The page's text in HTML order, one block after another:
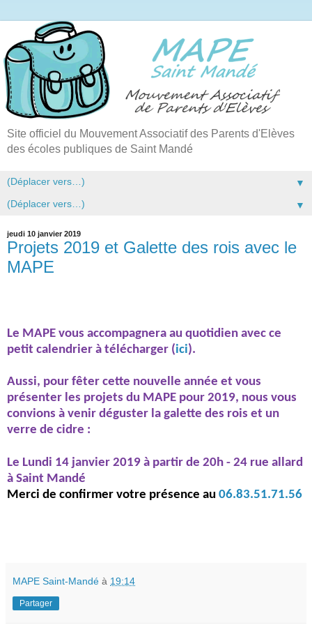
Site officiel du Mouvement Associatif des Parents d'Elèves
des écoles publiques de Saint Mandé
▼
▼
jeudi 10 janvier 2019
Projets 2019 et Galette des rois avec le
MAPE
Le MAPE vous accompagnera au quotidien avec ce
petit calendrier à télécharger (ici).
Aussi, pour fêter cette nouvelle année et vous
présenter les projets du MAPE pour 2019, nous vous
convions à venir déguster la galette des rois et un
verre de cidre :
Le Lundi 14 janvier 2019 à partir de 20h - 24 rue allard
à Saint Mandé
Merci de confirmer votre présence au 06.83.51.71.56
MAPE Saint-Mandé à 19:14
Partager